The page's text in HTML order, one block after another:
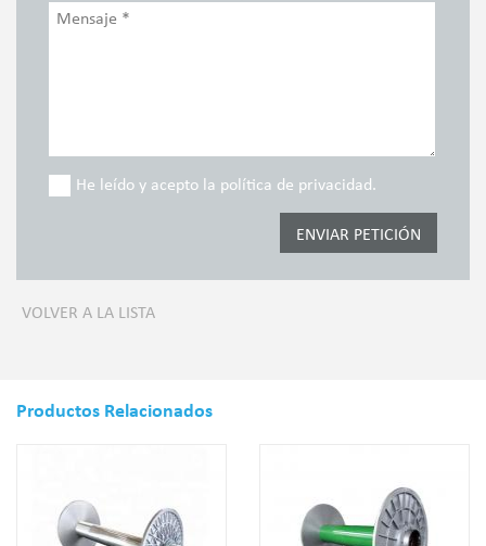
He leído y acepto la política de privacidad.
VOLVER A LA LISTA
Productos Relacionados